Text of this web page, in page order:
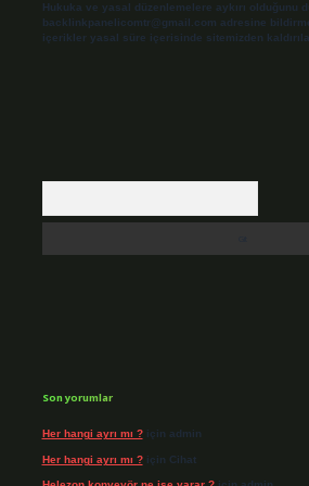
Hukuka ve yasal düzenlemelere aykırı olduğunu
backlinkpanelicomtr@gmail.com adresine
içerikler yasal süre içerisinde sitemizden
Son yorumlar
Her hangi ayrı mı ?için admin
Her hangi ayrı mı ?için Cihat